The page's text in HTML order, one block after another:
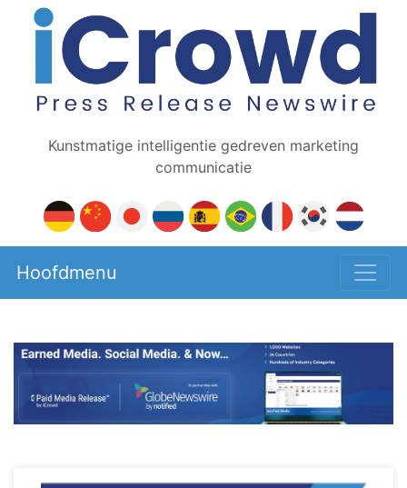
Kunstmatige intelligentie gedreven marketing
communicatie
Hoofdmenu